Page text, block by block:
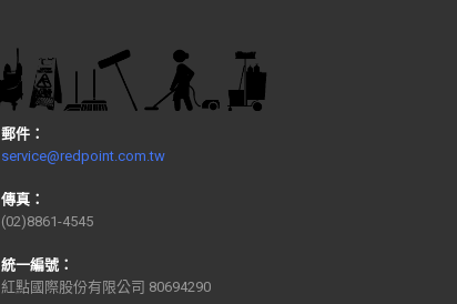
郵件：
service@redpoint.com.tw
傳真：
(02)8861-4545
統一編號：
紅點國際股份有限公司 80694290